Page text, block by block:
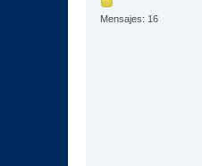
Mensajes: 16